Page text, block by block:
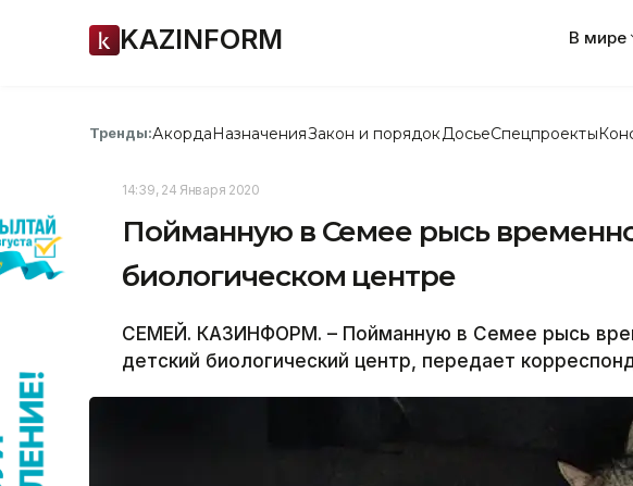
KAZINFORM В мире
Тренды:АкордаНазначенияЗакон и порядок ДосьеСпецпроекты
14:39, 24 Января 2020
Пойманную в Семее рысь
биологическом центре
СЕМЕЙ. КАЗИНФОРМ. – Пойманную в Семее рысь
детский биологический центр, передает